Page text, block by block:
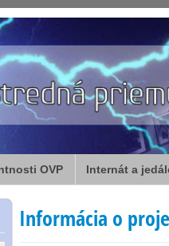
OVP Internát a
Informácia o